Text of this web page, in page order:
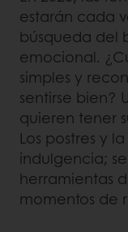
estarán cada
búsqueda del
emocional.
simples y
sentirse bien?
quieren tener
Los postres y
indulgencia;
herramientas
momentos de